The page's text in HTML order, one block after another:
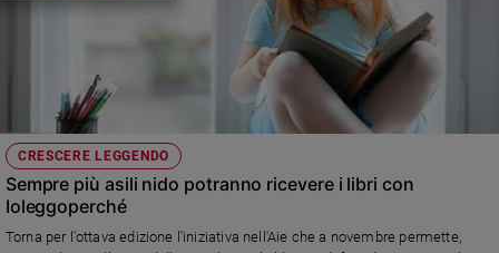
giorno
Società
e
CRESCERE LEGGENDO
Sempre più asili nido potranno ricevere i libri con
Ioleggoperché
Torna per l'ottava edizione l'iniziativa nell'Aie che a novembre permette,